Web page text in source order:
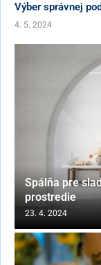
Výber správnej
4. 5. 2024
Spálňa pre
prostredie
23. 4. 2024